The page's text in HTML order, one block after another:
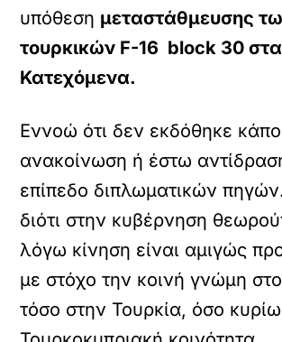
υπόθεση μεταστάθμευσης
τουρκικών F-16 block 30 στα
Κατεχόμενα.
Εννοώ ότι δεν εκδόθηκε
ανακοίνωση ή έστω
επίπεδο διπλωματικών
διότι στην κυβέρνηση
λόγω κίνηση είναι αμιγώς
με στόχο την κοινή γνώμη
τόσο στην Τουρκία, όσο